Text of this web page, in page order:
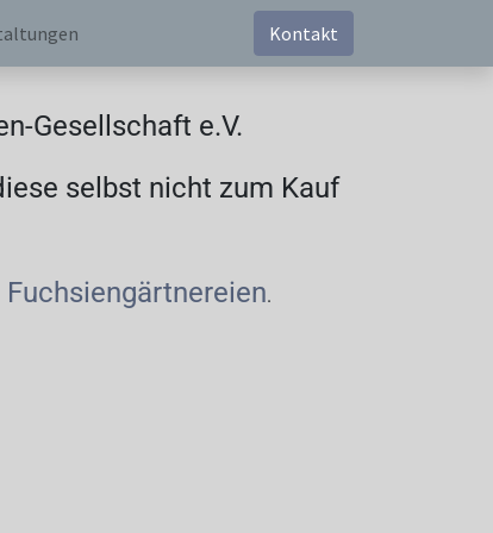
Kontakt
Gesellschaft e.V.
selbst nicht zum Kauf
Fuchsiengärtnereien.